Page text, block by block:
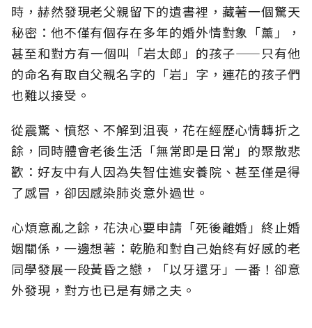
時，赫然發現老父親留下的遺書裡，藏著一個驚天
秘密：他不僅有個存在多年的婚外情對象「薰」，
甚至和對方有一個叫「岩太郎」的孩子——只有他
的命名有取自父親名字的「岩」字，連花的孩子們
也難以接受。
從震驚、憤怒、不解到沮喪，花在經歷心情轉折之
餘，同時體會老後生活「無常即是日常」的聚散悲
歡：好友中有人因為失智住進安養院、甚至僅是得
了感冒，卻因感染肺炎意外過世。
心煩意亂之餘，花決心要申請「死後離婚」終止婚
姻關係，一邊想著：乾脆和對自己始終有好感的老
同學發展一段黃昏之戀，「以牙還牙」一番！卻意
外發現，對方也已是有婦之夫。